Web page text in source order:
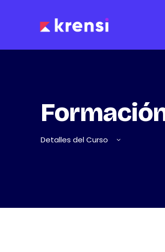
Detalles del Curso